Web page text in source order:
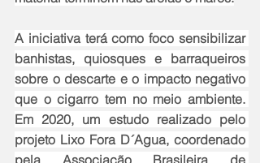
A iniciativa terá como foco sensibilizar
banhistas, quiosques e barraqueiros
sobre o descarte e o impacto negativo
que o cigarro tem no meio ambiente.
Em 2020, um estudo realizado pelo
projeto Lixo Fora D´Agua, coordenado
pela Associação Brasileira de